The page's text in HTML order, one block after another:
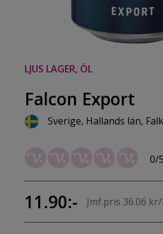
LJUS LAGER, ÖL
Falcon Export
Sverige, Hallands län,
0/5
11.90:- Jmf.pris 36.06 kr/l